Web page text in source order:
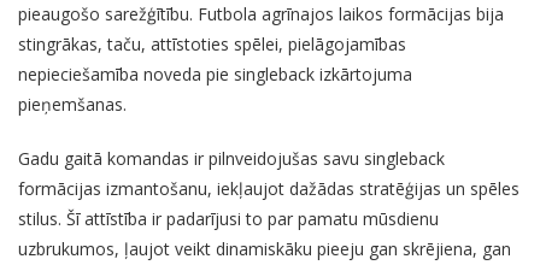
pieaugošo sarežģītību. Futbola agrīnajos laikos formācijas bija
stingrākas, taču, attīstoties spēlei, pielāgojamības
nepieciešamība noveda pie singleback izkārtojuma
pieņemšanas.
Gadu gaitā komandas ir pilnveidojušas savu singleback
formācijas izmantošanu, iekļaujot dažādas stratēģijas un spēles
stilus. Šī attīstība ir padarījusi to par pamatu mūsdienu
uzbrukumos, ļaujot veikt dinamiskāku pieeju gan skrējiena, gan